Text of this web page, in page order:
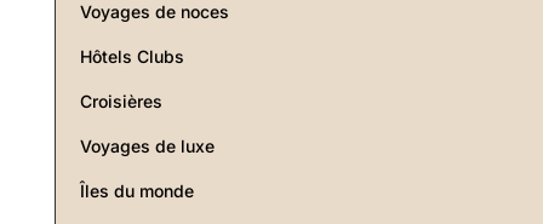
Voyages de noces
Hôtels Clubs
Croisières
Voyages de luxe
Îles du monde